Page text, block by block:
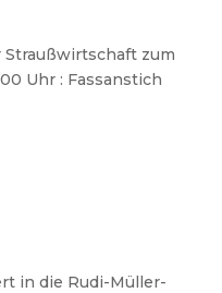
zum
Uhr : Fassanstich
in die Rudi-Müller-